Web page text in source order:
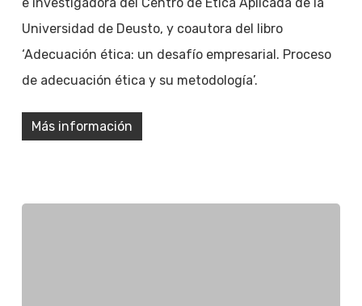
Universidad de Deusto, y coautora del libro
‘Adecuación ética: un desafío empresarial. Proceso
de adecuación ética y su metodología’.
Más información